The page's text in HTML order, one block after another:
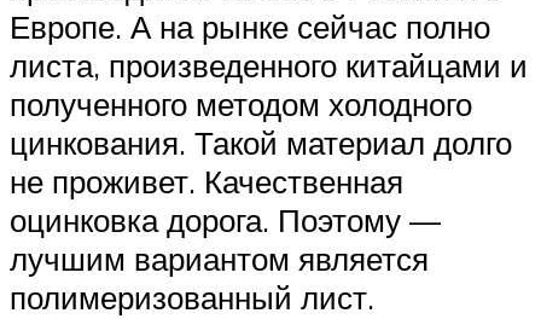
Европе. А на рынке сейчас полно
листа, произведенного китайцами и
полученного методом холодного
цинкования. Такой материал долго
не проживет. Качественная
оцинковка дорога. Поэтому —
лучшим вариантом является
полимеризованный лист.